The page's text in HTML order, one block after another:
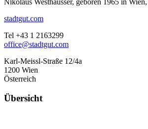
Nikolaus Westhausser, geboren 1965 in
stadtgut.com
Tel +43 1 2163299
office@stadtgut.com
Karl-Meissl-Straße 12/4a
1200 Wien
Österreich
Übersicht